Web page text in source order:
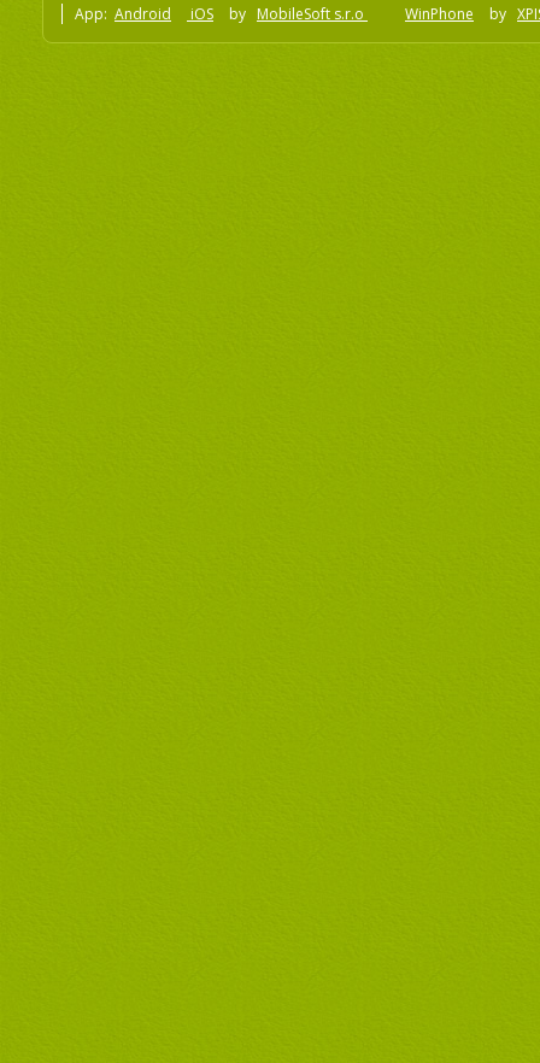
App: Android iOS by MobileSoft s.r.o WinPhone by